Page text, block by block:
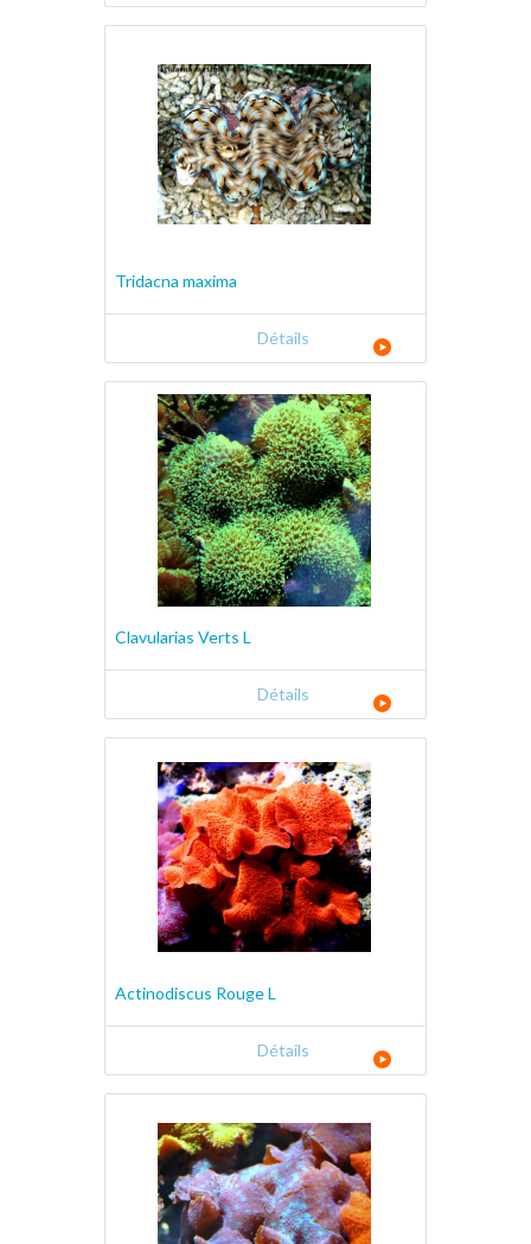
Tridacna maxima
Détails
Clavularias Verts L
Détails
Actinodiscus Rouge L
Détails